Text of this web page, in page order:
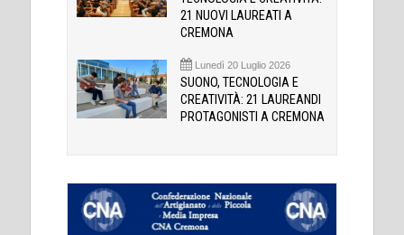
21 NUOVI LAUREATI A
CREMONA
Lunedì 20 Luglio 2026
SUONO, TECNOLOGIA E
CREATIVITÀ: 21 LAUREANDI
PROTAGONISTI A CREMONA